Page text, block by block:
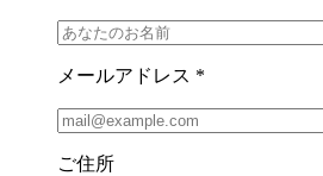
メールアドレス *
ご住所